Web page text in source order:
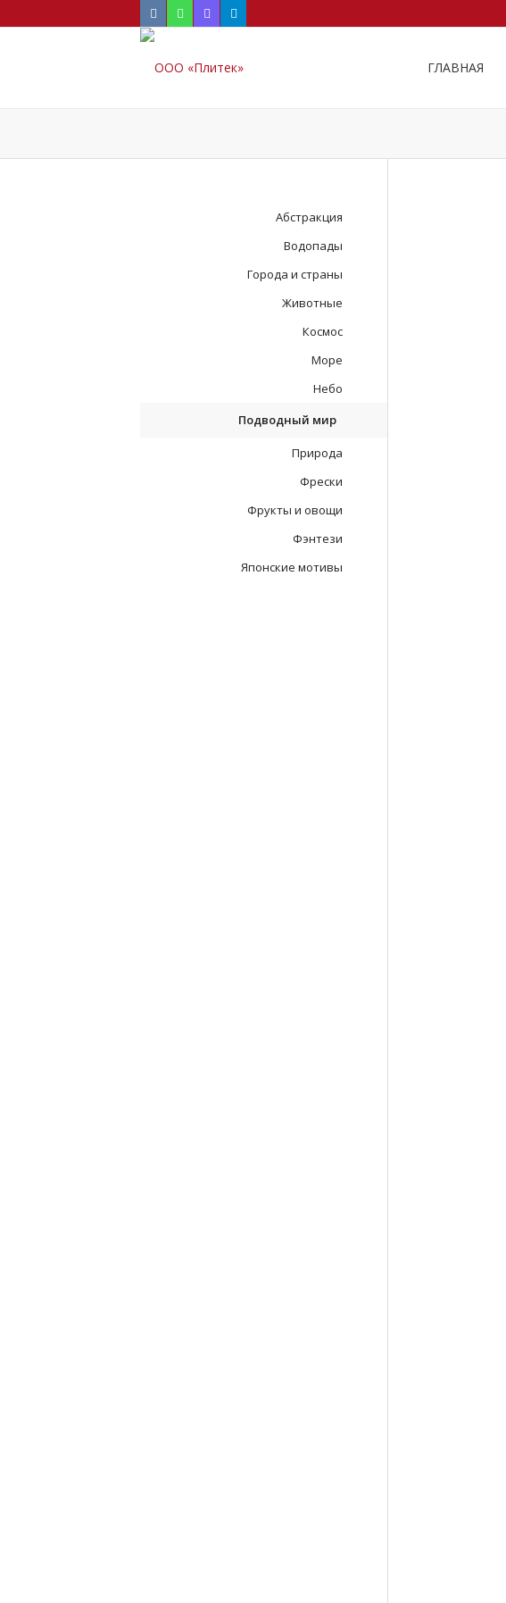
ГЛАВНАЯ
Абстракция
Водопады
Города и страны
Животные
Космос
Море
Небо
Подводный мир
Природа
Фрески
Фрукты и овощи
Фэнтези
Японские мотивы